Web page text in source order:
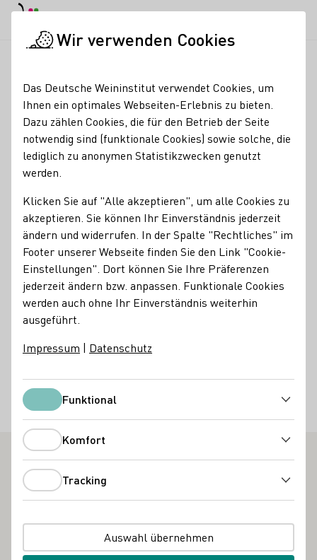
Des Winzers
Lieblingsplätze
Registrierung erforderlich
Wandern Sie mit unserem Winzer durch die historischen
Weinberge Kronenberg, Fürstenberg und Rosengründchen,
die seit 500 Jahren Weinanbaugeschichte schreiben.
Genießen Sie Anekdoten und Wissenswertes rund um den
Wein. Für kleine Winzer ab 4 Jahren gibt es eine
Überraschung. Im Preis enthalten sind die Wanderung,
eine Verkostung von sechs Weinen und ein
38,00€
Kulinarik Kultur Natur Wissen / Seminare
Wir verwenden Cookies
Das Deutsche Weininstitut verwendet Cookies, um
Ihnen ein optimales Webseiten-Erlebnis zu bieten.
Dazu zählen Cookies, die für den Betrieb der Seite
notwendig sind (funktionale Cookies) sowie solche, die
lediglich zu anonymen Statistikzwecken genutzt
werden.
Klicken Sie auf "Alle akzeptieren", um alle Cookies zu
akzeptieren. Sie können Ihr Einverständnis jederzeit
ändern und widerrufen. In der Spalte "Rechtliches" im
Footer unserer Webseite finden Sie den Link "Cookie-
Einstellungen". Dort können Sie Ihre Präferenzen
jederzeit ändern bzw. anpassen. Funktionale Cookies
werden auch ohne Ihr Einverständnis weiterhin
ausgeführt.
Impressum | Datenschutz
FunktionalFunktional
Komfort
Tracking
Auswahl übernehmen